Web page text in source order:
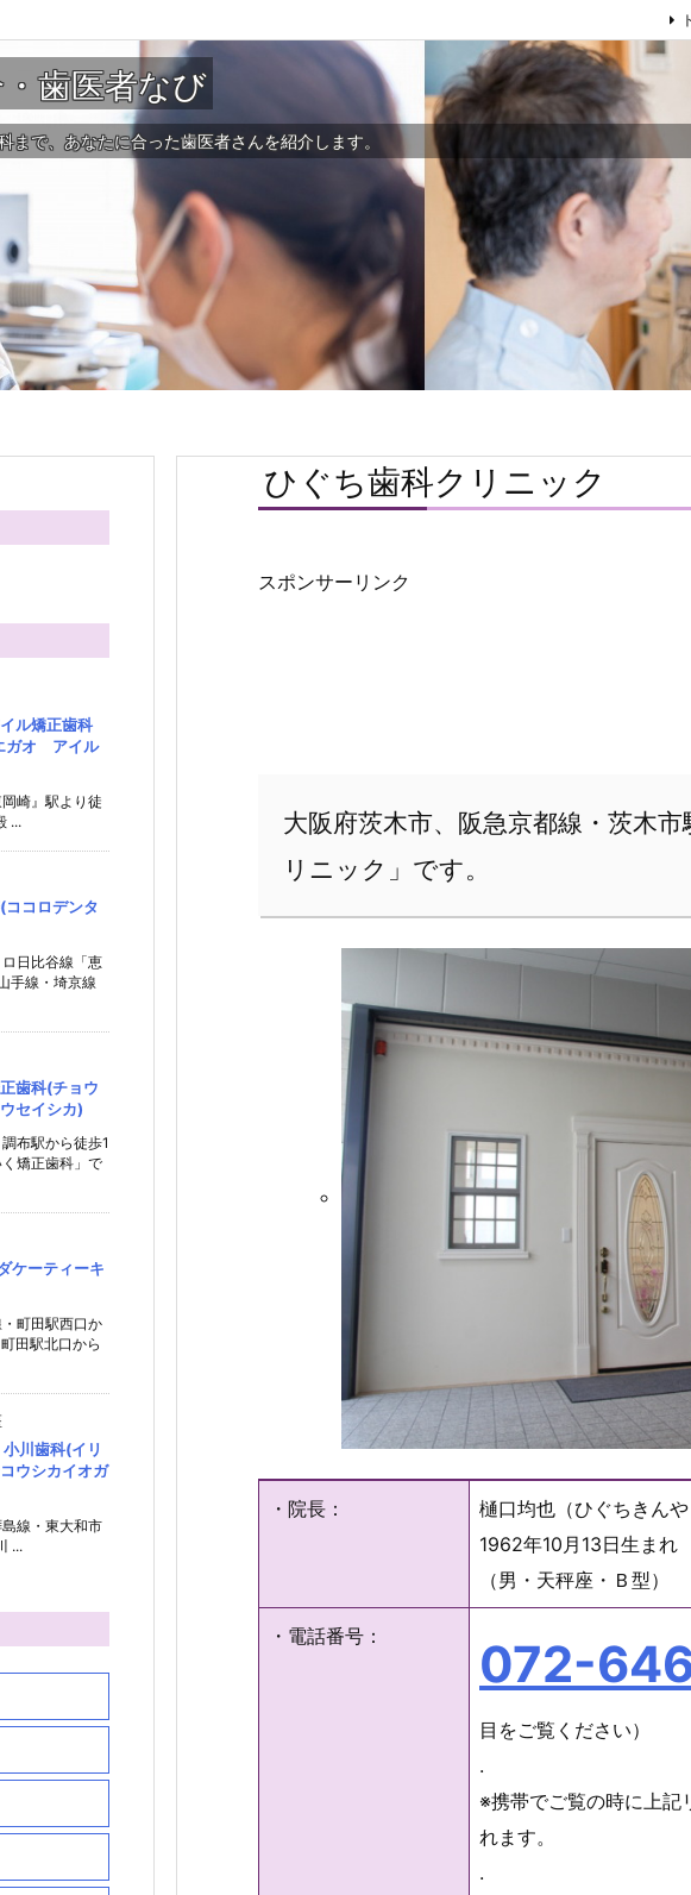
歯医者なび
で、あなたに合った歯医者さんを紹介します。
ひぐち歯科クリニック
スポンサーリンク
大阪府茨木市、阪急京都線・茨木
リニック」です。
・院長：
樋口均也（ひぐちきん
1962年10月13日生まれ
（男・天秤座・Ｂ型）
・電話番号： 072-
目をご覧ください）
.
※携帯でご覧の時に上記
れます。
.
ル矯正歯科
ガオ アイル
崎』駅より徒
...
ココロデンタ
日比谷線「恵
手線・埼京線
歯科(チョウ
セイシカ)
布駅から徒歩1
矯正歯科」で
ケーティーキ
町田駅西口か
田駅北口から
川歯科(イリ
ウシカイオガ
線・東大和市
...